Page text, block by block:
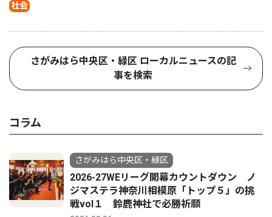
社会
さがみはら中央区・緑区 ローカルニュースの記
事を検索
コラム
さがみはら中央区・緑区
2026-27WEリーグ開幕カウントダウン ノ
ジマステラ神奈川相模原「トップ５」の挑
戦vol１ 鈴鹿神社で必勝祈願